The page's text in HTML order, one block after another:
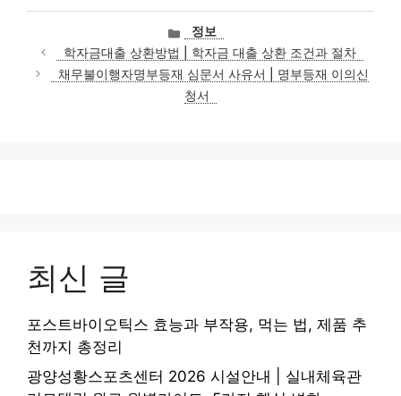
카
테
고
리
정보
학자금대출 상환방법 | 학자금 대출 상환 조건과 절차
채무불이행자명부등재 심문서 사유서 | 명부등재 이의신
청서
최신 글
포스트바이오틱스 효능과 부작용, 먹는 법, 제품 추
천까지 총정리
광양성황스포츠센터 2026 시설안내 | 실내체육관